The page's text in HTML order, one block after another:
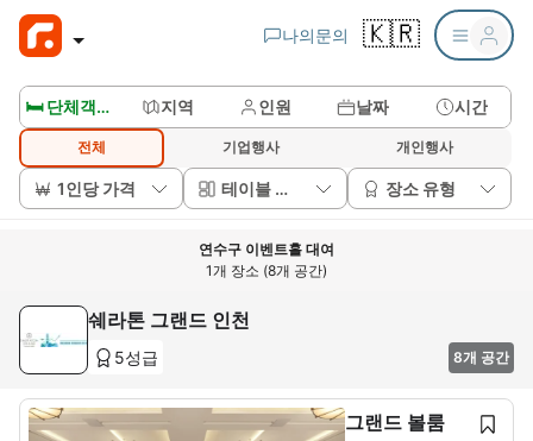
나의문의 🇰🇷
🛏️ 단체객실보기 지역 인원 날짜 시간
전체 기업행사 개인행사
1인당 가격 테이블 배치 장소 유형
연수구 이벤트홀 대여
1개 장소 (8개 공간)
쉐라톤 그랜드 인천
5성급 8개 공간
그랜드 볼룸